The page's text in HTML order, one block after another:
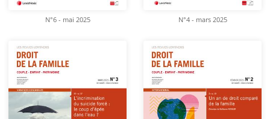
N°6 - mai 2025 N°4 - mars 2025